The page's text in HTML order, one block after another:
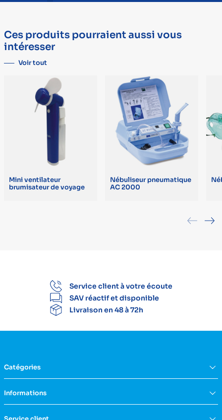
Ces produits pourraient aussi vous
intéresser
Voir tout
Mini ventilateur
brumisateur de voyage
Nébuliseur pneumatique
AC 2000
Service client à votre écoute
SAV réactif et disponible
Livraison en 48 à 72h
Catégories
Aide à la vie
Informations